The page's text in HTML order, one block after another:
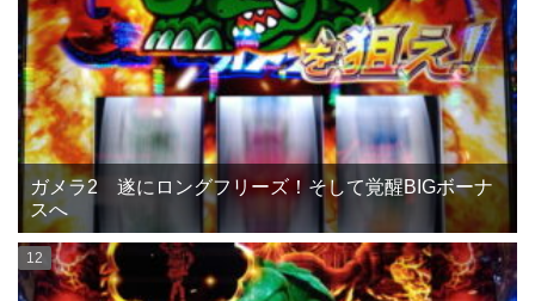
ガメラ2 遂にロングフリーズ！そして覚醒BIGボーナ
スへ